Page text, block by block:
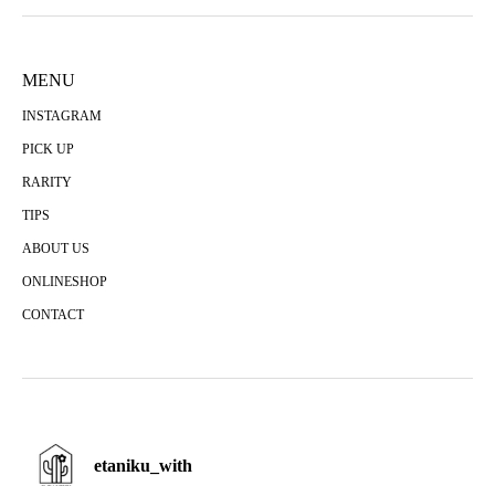
MENU
INSTAGRAM
PICK UP
RARITY
TIPS
ABOUT US
ONLINESHOP
CONTACT
etaniku_with